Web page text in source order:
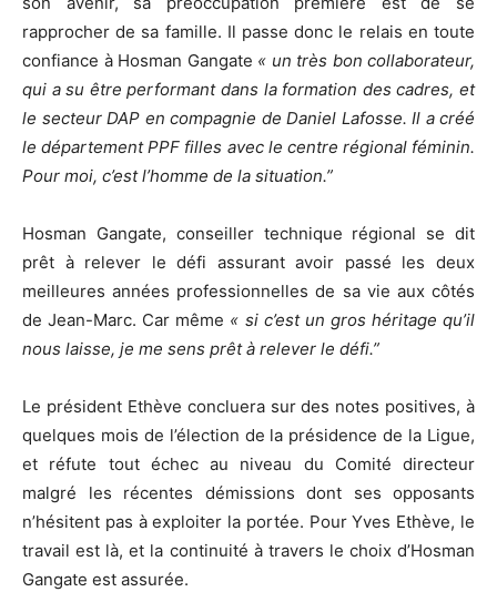
rapprocher de sa famille. Il passe donc le relais en toute
confiance à Hosman Gangate « un très bon collaborateur,
qui a su être performant dans la formation des cadres, et
le secteur DAP en compagnie de Daniel Lafosse. Il a créé
le département PPF filles avec le centre régional féminin.
Pour moi, c’est l’homme de la situation.”
Hosman Gangate, conseiller technique régional se dit
prêt à relever le défi assurant avoir passé les deux
meilleures années professionnelles de sa vie aux côtés
de Jean-Marc. Car même « si c’est un gros héritage qu’il
nous laisse, je me sens prêt à relever le défi.”
Le président Ethève concluera sur des notes positives, à
quelques mois de l’élection de la présidence de la Ligue,
et réfute tout échec au niveau du Comité directeur
malgré les récentes démissions dont ses opposants
n’hésitent pas à exploiter la portée. Pour Yves Ethève, le
travail est là, et la continuité à travers le choix d’Hosman
Gangate est assurée.